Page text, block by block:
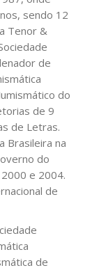
sendo 12
Tenor &
de
do
de 9
de Letras.
Brasileira na
do
e 2004.
de
de